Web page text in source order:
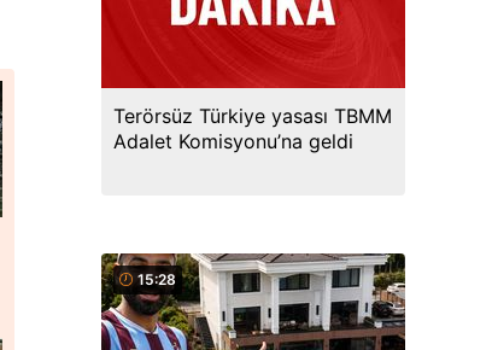
Terörsüz Türkiye yasası TBMM
Adalet Komisyonu’na geldi
15:28